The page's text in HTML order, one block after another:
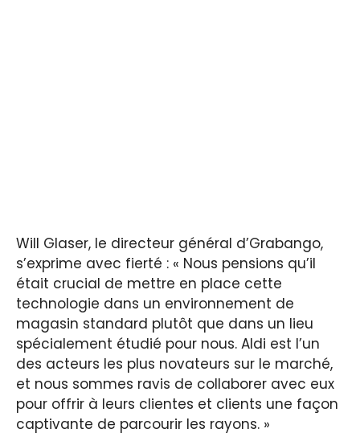
Will Glaser, le directeur général d’Grabango,
s’exprime avec fierté : « Nous pensions qu’il
était crucial de mettre en place cette
technologie dans un environnement de
magasin standard plutôt que dans un lieu
spécialement étudié pour nous. Aldi est l’un
des acteurs les plus novateurs sur le marché,
et nous sommes ravis de collaborer avec eux
pour offrir à leurs clientes et clients une façon
captivante de parcourir les rayons. »